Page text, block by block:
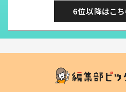
6位以降はこち